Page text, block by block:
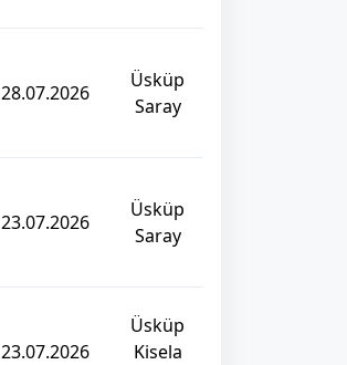
28.07.2026
Üsküp
Saray
23.07.2026
Üsküp
Saray
23.07.2026
Üsküp
Kisela